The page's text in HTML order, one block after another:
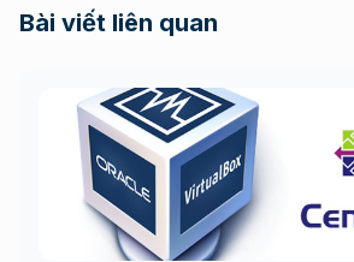
Bài viết liên quan